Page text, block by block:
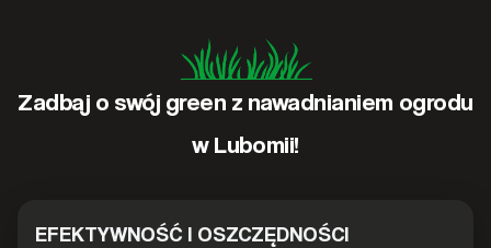
Zadbaj o swój green z nawadnianiem ogrodu
w Lubomii!
EFEKTYWNOŚĆ I OSZCZĘDNOŚCI